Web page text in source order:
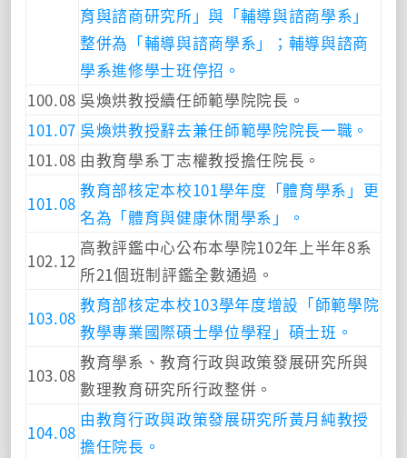
育與諮商研究所」與「輔導與諮商學系」
整併為「輔導與諮商學系」；輔導與諮商
學系進修學士班停招。
100.08 吳煥烘教授續任師範學院院長。
101.07 吳煥烘教授辭去兼任師範學院院長一職。
101.08 由教育學系丁志權教授擔任院長。
101.08
教育部核定本校101學年度「體育學系」更
名為「體育與健康休閒學系」。
102.12
高教評鑑中心公布本學院102年上半年8系
所21個班制評鑑全數通過。
103.08
教育部核定本校103學年度增設「師範學院
教學專業國際碩士學位學程」碩士班。
103.08
教育學系、教育行政與政策發展研究所與
數理教育研究所行政整併。
104.08
由教育行政與政策發展研究所黃月純教授
擔任院長。